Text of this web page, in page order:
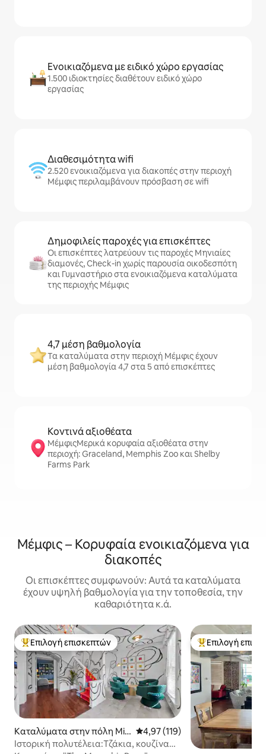
Ενοικιαζόμενα με ειδικό χώρο εργασίας
1.500 ιδιοκτησίες διαθέτουν ειδικό χώρο
εργασίας
Διαθεσιμότητα wifi
2.520 ενοικιαζόμενα για διακοπές στην περιοχή
Μέμφις περιλαμβάνουν πρόσβαση σε wifi
Δημοφιλείς παροχές για επισκέπτες
Οι επισκέπτες λατρεύουν τις παροχές Μηνιαίες
διαμονές, Check-in χωρίς παρουσία οικοδεσπότη
και Γυμναστήριο στα ενοικιαζόμενα καταλύματα
της περιοχής Μέμφις
4,7 μέση βαθμολογία
Τα καταλύματα στην περιοχή Μέμφις έχουν
μέση βαθμολογία 4,7 στα 5 από επισκέπτες
Κοντινά αξιοθέατα
ΜέμφιςΜερικά κορυφαία αξιοθέατα στην
περιοχή: Graceland, Memphis Zoo και Shelby
Farms Park
Μέμφις – Κορυφαία ενοικιαζόμενα για
διακοπές
Οι επισκέπτες συμφωνούν: Αυτά τα καταλύματα
έχουν υψηλή βαθμολογία για την τοποθεσία, την
καθαριότητα κ.ά.
Κορυφαία επιλογή επισκεπτών
Επιλογή επισκεπτών
Καταλύματα στην πόλη Mid
town
Μέση βαθμολογία: 4,97 στα 5,
4,97 (119)
Ιστορική πολυτέλεια:Τζάκια, κουζίνα
Κορυφαία
Επιλογή